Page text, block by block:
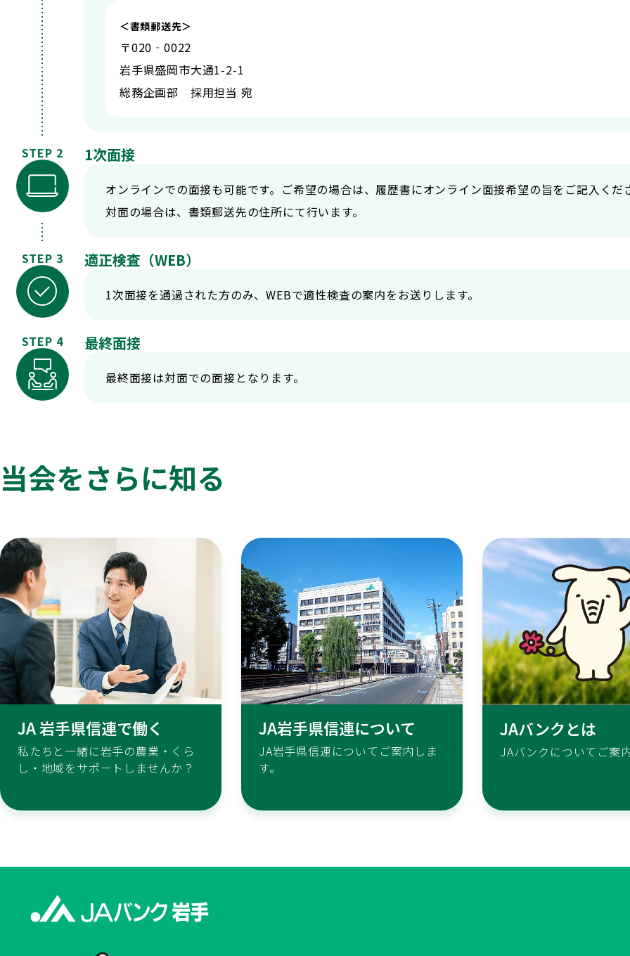
＜書類郵送先＞
〒020‐0022
岩手県盛岡市大通1-2-1
総務企画部 採用担当 宛
STEP 2 1次面接
オンラインでの面接も可能です。ご希望の場合は、履歴書にオンライン面接希望の旨をご記入くだ
対面の場合は、書類郵送先の住所にて行います。
STEP 3 適正検査（WEB）
1次面接を通過された方のみ、WEBで適性検査の案内をお送りします。
STEP 4 最終面接
最終面接は対面での面接となります。
当会をさらに知る
JA 岩手県信連で働く
私たちと一緒に岩手の農業・くら
し・地域をサポートしませんか？
JA岩手県信連について
JA岩手県信連についてご案内しま
す。
JAバンクとは
JAバンクについてご案